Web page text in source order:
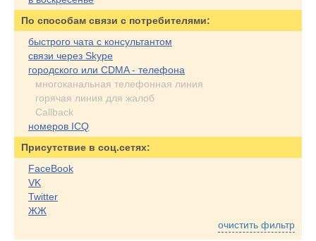
По cпособам связи с потребителями:
быстрого чата с консультантом
связи через Skype
городского или CDMA - телефона
многоканальная телефонная линия
горячая линия для жалоб
Callback
номеров ICQ
Присутствие в соц.сетях:
FaceBook
VK
Twitter
ЖЖ
очистить фильтр